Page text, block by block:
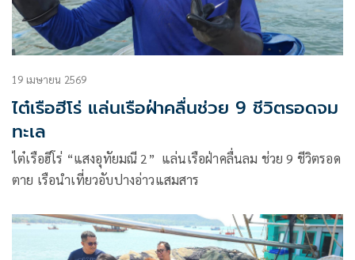
19 เมษายน 2569
ไต๋เรือฮีโร่ แล่นเรือฝ่าคลื่นช่วย 9 ชีวิตรอดจม
ทะเล
ไต๋เรือฮีโร่ “แสงอุทัยมณี 2” แล่นเรือฝ่าคลื่นลม ช่วย 9 ชีวิตรอด
ตาย เรือนำเที่ยวอับปางอ่าวแสมสาร